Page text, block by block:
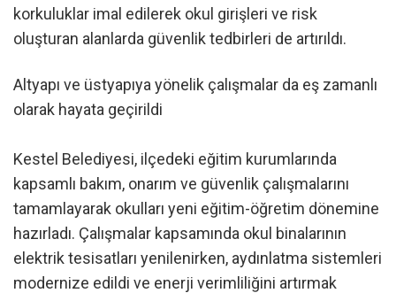
korkuluklar imal edilerek okul girişleri ve risk
oluşturan alanlarda güvenlik tedbirleri de artırıldı.
Altyapı ve üstyapıya yönelik çalışmalar da eş zamanlı
olarak hayata geçirildi
Kestel Belediyesi, ilçedeki eğitim kurumlarında
kapsamlı bakım, onarım ve güvenlik çalışmalarını
tamamlayarak okulları yeni eğitim-öğretim dönemine
hazırladı. Çalışmalar kapsamında okul binalarının
elektrik tesisatları yenilenirken, aydınlatma sistemleri
modernize edildi ve enerji verimliliğini artırmak